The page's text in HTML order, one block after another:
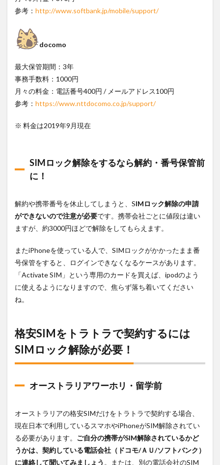
なら
サー
で留
ろう
参考： http://www.softbank.jp/mobile/support/
docomo
最大保管期間：3年
事務手数料：1000円
月々の料金：電話番号400円 / メールアドレス100円
参考： https://www.nttdocomo.co.jp/support/
※ 料金は2019年9月現在
SIMロック解除をするなら解約・番号保管前
に！
解約や携帯番号を休止してしまうと、SIMロック解除の申請
ができないので注意が必要です。携帯会社ごとに値段は違い
ますが、約3000円ほどで解除をしてもらえます。
またiPhoneを使っている人で、SIMロックがかかったまま番
号保管をすると、ログインできなくなるケースがあります。
「Activate SIM」 という専用のカードを買えば、ipodのよう
に使えるようになりますので、焦らず落ち着いてください
ね。
格安SIMをトラトラで契約するには
SIMロック解除が必要！
オーストラリアワーホリ・留学前
オーストラリアの格安SIMだけをトラトラで契約する場合、
現在日本で利用しているスマホやiPhoneがSIM解除されてい
る必要があります。 ご自分の携帯がSIM解除されているかど
うかは、契約している電話会社（ドコモ/ＡＵ/ソフトバンク）
に連絡して聞いてみましょう 。または、別の電話会社のSIM